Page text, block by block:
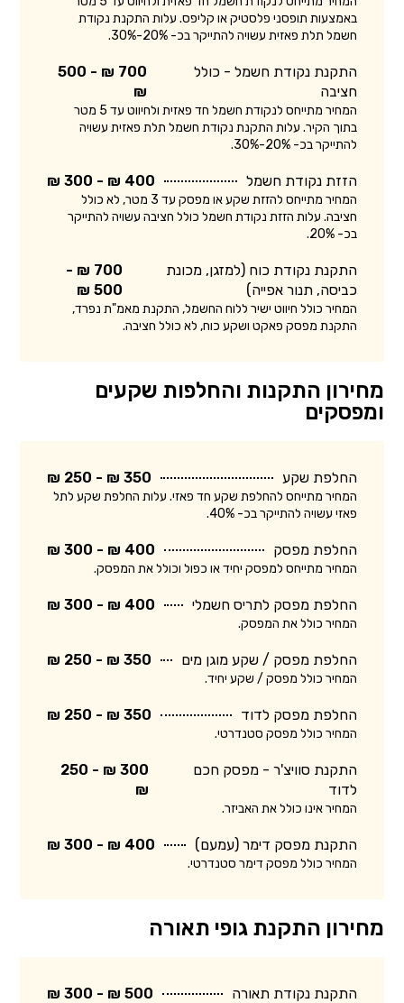
באמצעות תופסני פלסטיק או קליפס. עלות התקנת נקודת
חשמל תלת פאזית עשויה להתייקר בכ- 20%-30%.
התקנת נקודת חשמל - כולל
חציבה
700 ₪ - 500
₪
המחיר מתייחס לנקודת חשמל חד פאזית ולחיווט עד 5 מטר
בתוך הקיר. עלות התקנת נקודת חשמל תלת פאזית עשויה
להתייקר בכ- 20%-30%.
הזזת נקודת חשמל 400 ₪ - 300 ₪
המחיר מתייחס להזזת שקע או מפסק עד 3 מטר, לא כולל
חציבה. עלות הזזת נקודת חשמל כולל חציבה עשויה להתייקר
בכ- 20%.
התקנת נקודת כוח (למזגן, מכונת
כביסה, תנור אפייה)
700 ₪ -
500 ₪
המחיר כולל חיווט ישיר ללוח החשמל, התקנת מאמ"ת נפרד,
התקנת מפסק פאקט ושקע כוח, לא כולל חציבה.
מחירון התקנות והחלפות שקעים
ומפסקים
החלפת שקע 350 ₪ - 250 ₪
המחיר מתייחס להחלפת שקע חד פאזי. עלות החלפת שקע לתל
פאזי עשויה להתייקר בכ- 40%.
החלפת מפסק 400 ₪ - 300 ₪
המחיר מתייחס למפסק יחיד או כפול וכולל את המפסק.
החלפת מפסק לתריס חשמלי 400 ₪ - 300 ₪
המחיר כולל את המפסק.
החלפת מפסק / שקע מוגן מים 350 ₪ - 250 ₪
המחיר כולל מפסק / שקע יחיד.
החלפת מפסק לדוד 350 ₪ - 250 ₪
המחיר כולל מפסק סטנדרטי.
התקנת סוויצ'ר - מפסק חכם
לדוד
300 ₪ - 250
₪
המחיר אינו כולל את האביזר.
התקנת מפסק דימר (עמעם) 400 ₪ - 300 ₪
המחיר כולל מפסק דימר סטנדרטי.
מחירון התקנת גופי תאורה
התקנת נקודת תאורה 500 ₪ - 300 ₪